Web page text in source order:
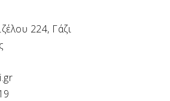
224, Γάζι